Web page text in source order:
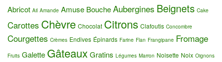
Abricot Ail Amande Amuse BoucheAubergines Beignets Cake
Carottes Chèvre Chocolat Citrons Clafoutis Concombre
Courgettes Crèmes Endives Épinards Farine Flan Frangipane Fromage
Fruits Galette Gâteaux Gratins Légumes Marron Noisette Noix Oignons